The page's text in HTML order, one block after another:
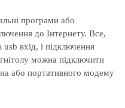
програми або
до Інтернету. Все,
вхід, і підключення
можна підключити
або портативного модему